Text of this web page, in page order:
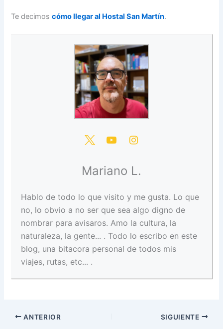
Te decimoscómo llegar al Hostal San Martín.
Mariano L.
Hablo de todo lo que visito y me gusta. Lo que
no, lo obvio a no ser que sea algo digno de
nombrar para avisaros. Amo la cultura, la
naturaleza, la gente... . Todo lo escribo en este
blog, una bitacora personal de todos mis
viajes, rutas, etc... .
ANTERIOR SIGUIENTE